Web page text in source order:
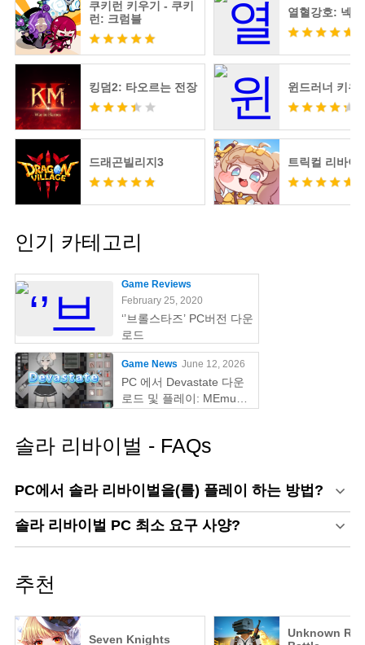
쿠키런 키우기 - 쿠키
런: 크럼블
열혈강호: 넥
킹덤2: 타오르는 전장 윈드러너 키우
드래곤빌리지3 트릭컬 리바이
인기 카테고리
Game Reviews
February 25, 2020
‘’브롤스타즈’ PC버전 다운
로드
Game News June 12, 2026
PC 에서 Devastate 다운
로드 및 플레이: MEmu
솔라 리바이벌 - FAQs
PC에서 솔라 리바이벌을(를) 플레이 하는 방법?
솔라 리바이벌 PC 최소 요구 사양?
추천
Seven Knights
Unknown